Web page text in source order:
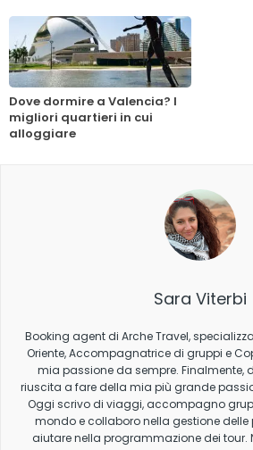
Dove dormire a Valencia? I
migliori quartieri in cui
alloggiare
Sara Viterbi
Booking agent di Arche Travel,
Oriente, Accompagnatrice di gruppi e
mia passione da sempre. Finalmente,
riuscita a fare della mia più grande
Oggi scrivo di viaggi, accompagno
mondo e collaboro nella gestione delle
aiutare nella programmazione dei tour.